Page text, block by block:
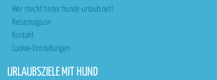
Wer steckt hinter hunde-urlaub.net?
Reisemagazin
Kontakt
Cookie-Einstellungen
URLAUBSZIELE MIT HUND